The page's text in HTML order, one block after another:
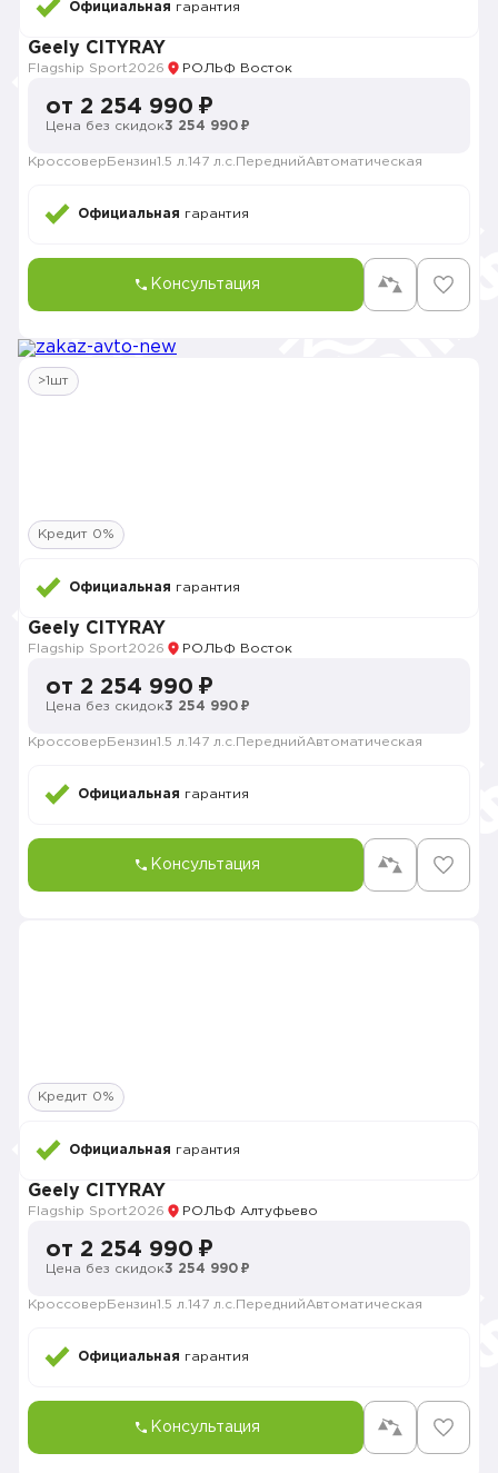
Официальная гарантия
Geely CITYRAY
Flagship Sport2026 РОЛЬФ Восток
от 2 254 990 ₽
Цена без скидок3 254 990 ₽
Кроссовер Бензин1.5 л. 147 л.с. ПереднийАвтоматическая
Официальная гарантия
Консультация
>1шт
Кредит 0%
Официальная гарантия
Geely CITYRAY
Flagship Sport2026 РОЛЬФ Восток
от 2 254 990 ₽
Цена без скидок3 254 990 ₽
Кроссовер Бензин1.5 л. 147 л.с. ПереднийАвтоматическая
Официальная гарантия
Консультация
Кредит 0%
Официальная гарантия
Geely CITYRAY
Flagship Sport2026 РОЛЬФ Алтуфьево
от 2 254 990 ₽
Цена без скидок3 254 990 ₽
Кроссовер Бензин1.5 л. 147 л.с. ПереднийАвтоматическая
Официальная гарантия
Консультация